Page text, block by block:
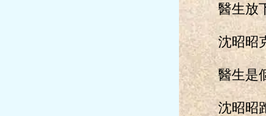
醫生放下
沈昭昭克
醫生是個
沈昭昭跑